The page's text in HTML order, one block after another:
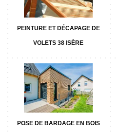
PEINTURE ET DÉCAPAGE DE
VOLETS 38 ISÈRE
POSE DE BARDAGE EN BOIS